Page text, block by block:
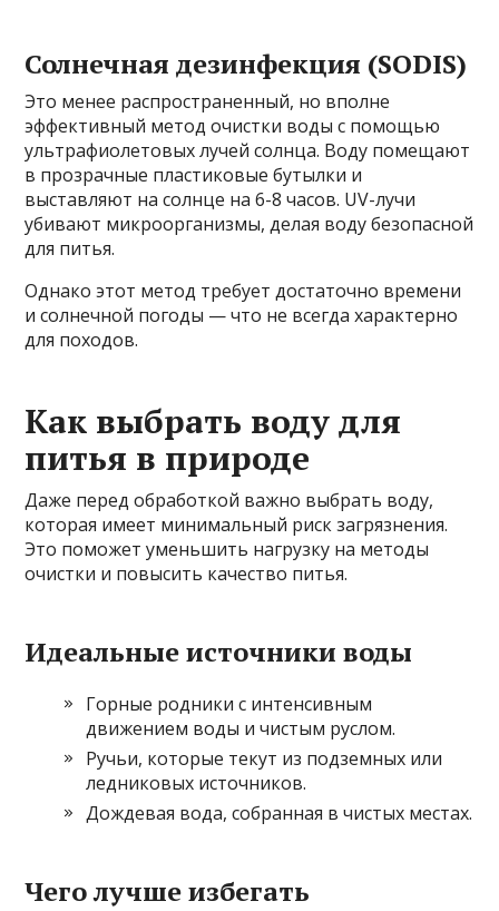
Солнечная дезинфекция (SODIS)
Это менее распространенный, но вполне
эффективный метод очистки воды с помощью
ультрафиолетовых лучей солнца. Воду помещают
в прозрачные пластиковые бутылки и
выставляют на солнце на 6-8 часов. UV-лучи
убивают микроорганизмы, делая воду безопасной
для питья.
Однако этот метод требует достаточно времени
и солнечной погоды — что не всегда характерно
для походов.
Как выбрать воду для
питья в природе
Даже перед обработкой важно выбрать воду,
которая имеет минимальный риск загрязнения.
Это поможет уменьшить нагрузку на методы
очистки и повысить качество питья.
Идеальные источники воды
Горные родники с интенсивным
движением воды и чистым руслом.
Ручьи, которые текут из подземных или
ледниковых источников.
Дождевая вода, собранная в чистых местах.
Чего лучше избегать